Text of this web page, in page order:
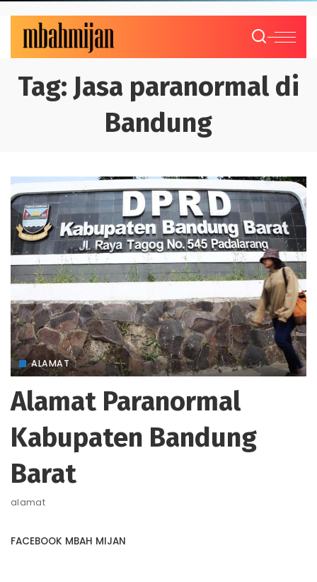
Tag: Jasa paranormal di
Bandung
ALAMAT
Alamat Paranormal
Kabupaten Bandung
Barat
alamat
FACEBOOK MBAH MIJAN